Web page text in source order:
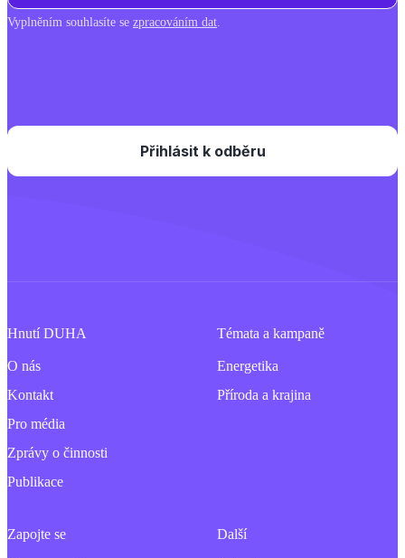
Vyplněním souhlasíte se zpracováním dat.
Hnutí DUHA
O nás
Kontakt
Pro média
Zprávy o činnosti
Publikace
Témata a kampaně
Energetika
Příroda a krajina
Zapojte se Další